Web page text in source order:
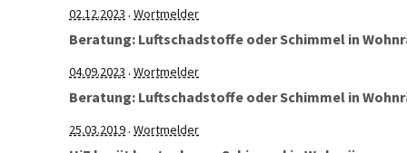
02.12.2023 · Wortmelder
Beratung: Luftschadstoffe oder Schimmel in
04.09.2023 · Wortmelder
Beratung: Luftschadstoffe oder Schimmel in
25.03.2019· Wortmelder